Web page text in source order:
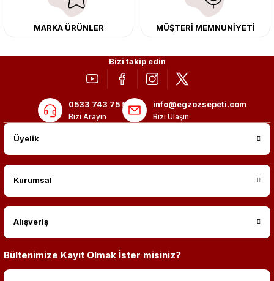
MARKA ÜRÜNLER MÜŞTERİ MEMNUNİYETİ
Bizi takip edin
0533 743 75 56
Bizi Arayın
info@egzozsepeti.com
Bizi Ulaşın
Üyelik
Kurumsal
Alışveriş
Bültenimize Kayıt Olmak İster misiniz?